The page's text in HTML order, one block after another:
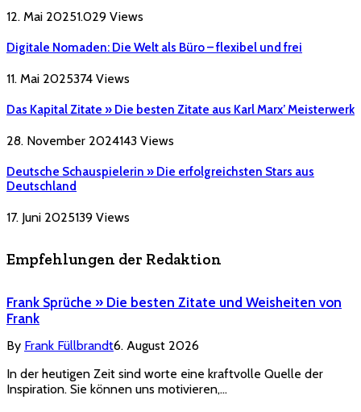
12. Mai 20251.029 Views
Digitale Nomaden: Die Welt als Büro – flexibel und frei
11. Mai 2025374 Views
Das Kapital Zitate » Die besten Zitate aus Karl Marx’ Meisterwerk
28. November 2024143 Views
Deutsche Schauspielerin » Die erfolgreichsten Stars aus
Deutschland
17. Juni 2025139 Views
Empfehlungen der Redaktion
Frank Sprüche » Die besten Zitate und Weisheiten von
Frank
By Frank Füllbrandt6. August 2026
In der heutigen Zeit sind worte eine kraftvolle Quelle der
Inspiration. Sie können uns motivieren,…